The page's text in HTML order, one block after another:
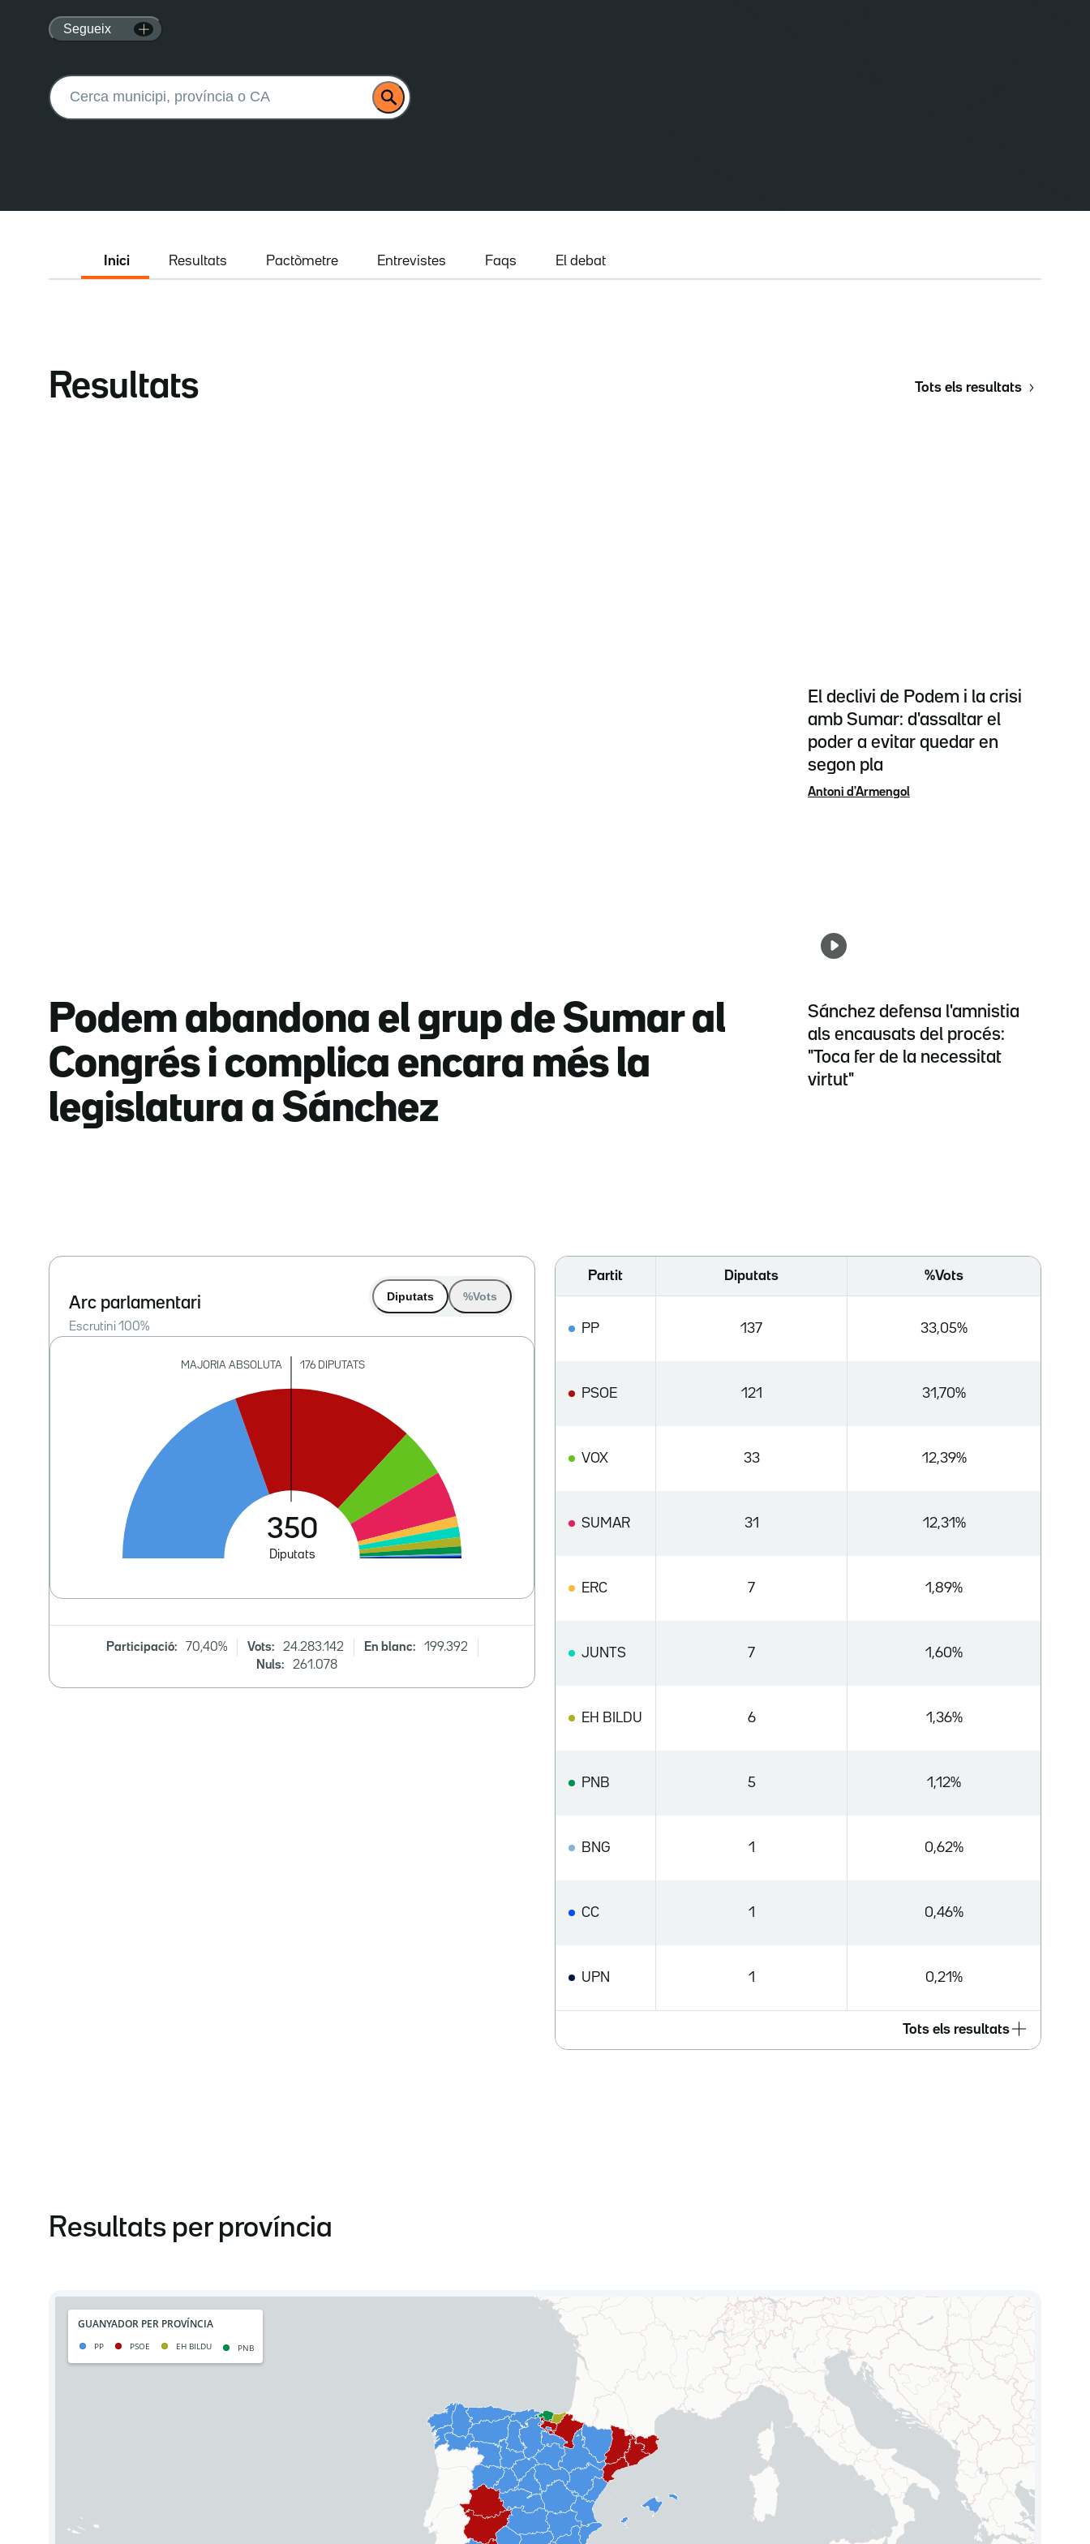
Segueix
Buscar:
Inici Resultats Pactòmetre Entrevistes Faqs El debat
Resultats Tots els resultats
Podem abandona el grup de Sumar al
Congrés i complica encara més la
legislatura a Sánchez
El declivi de Podem i la crisi
amb Sumar: d'assaltar el
poder a evitar quedar en
segon pla
Antoni d'Armengol
Sánchez defensa l'amnistia
als encausats del procés:
"Toca fer de la necessitat
virtut"
Arc parlamentari
Escrutini 100%
Diputats %Vots
Participació: 70,40% Vots: 24.283.142 En blanc:
199.392
Nuls:
261.078
Partit Diputats %Vots
PP 137 33,05%
PSOE 121 31,70%
VOX 33 12,39%
SUMAR 31 12,31%
ERC 7 1,89%
JUNTS 7 1,60%
EH BILDU 6 1,36%
PNB 5 1,12%
BNG 1 0,62%
CC 1 0,46%
UPN 1 0,21%
Tots els resultats
Resultats per província